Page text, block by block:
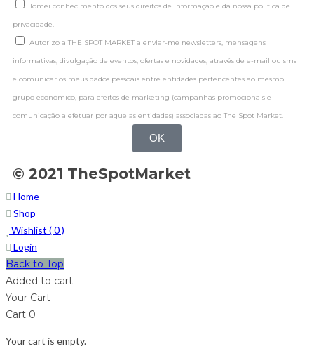
Tomei conhecimento dos seus direitos de informação e da nossa politica de
privacidade.
Autorizo a THE SPOT MARKET a enviar-me newsletters, mensagens
informativas, divulgação de eventos, ofertas e novidades, através de e-mail ou sms
e comunicar os meus dados pessoais entre entidades pertencentes ao mesmo
grupo económico, para efeitos de marketing (campanhas promocionais e
comunicação a efetuar por aquelas entidades) associadas ao The Spot Market.
OK
© 2021 TheSpotMarket
Home
Shop
Wishlist (0)
Login
Back to Top
Added to cart
Your Cart
Cart 0
Your cart is empty.